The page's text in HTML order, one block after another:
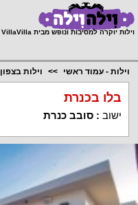
וילות יוקרה למסיבות ונופש מבית VillaVilla
וילות - עמוד ראשי וילות בצפון
בלו בכנרת
ישוב :סובב כנרת